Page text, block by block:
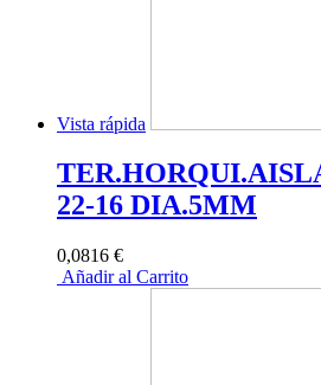
Vista rápida
22-16 DIA.5MM
0,0816 €
Añadir al Carrito